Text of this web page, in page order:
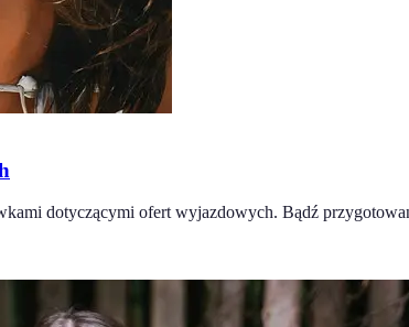
dotyczącymi ofert wyjazdowych. Bądź